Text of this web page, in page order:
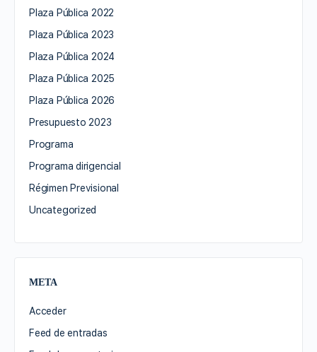
Plaza Pública 2022
Plaza Pública 2023
Plaza Pública 2024
Plaza Pública 2025
Plaza Pública 2026
Presupuesto 2023
Programa
Programa dirigencial
Régimen Previsional
Uncategorized
META
Acceder
Feed de entradas